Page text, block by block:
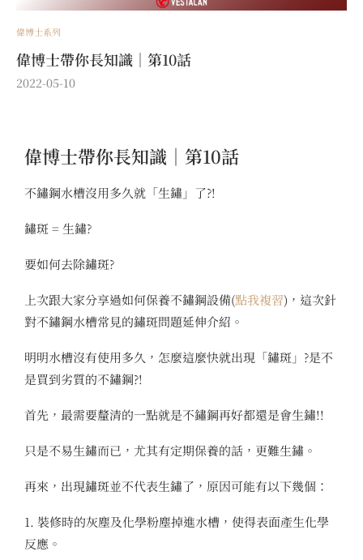
偉博士系列
偉博士帶你長知識｜第10話
2022-05-10
偉博士帶你長知識｜第10話
不鏽鋼水槽沒用多久就「生鏽」了?!
鏽斑 = 生鏽?
要如何去除鏽斑?
上次跟大家分享過如何保養不鏽鋼設備(點我複習)，這次針
對不鏽鋼水槽常見的鏽斑問題延伸介紹。
明明水槽沒有使用多久，怎麼這麼快就出現「鏽斑」?是不
是買到劣質的不鏽鋼?!
首先，最需要釐清的一點就是不鏽鋼再好都還是會生鏽!!
只是不易生鏽而已，尤其有定期保養的話，更難生鏽。
再來，出現鏽斑並不代表生鏽了，原因可能有以下幾個：
1. 裝修時的灰塵及化學粉塵掉進水槽，使得表面產生化學
反應。